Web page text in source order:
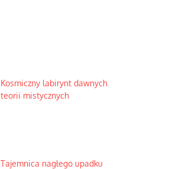
Kosmiczny labirynt dawnych
teorii mistycznych
Tajemnica nagłego upadku